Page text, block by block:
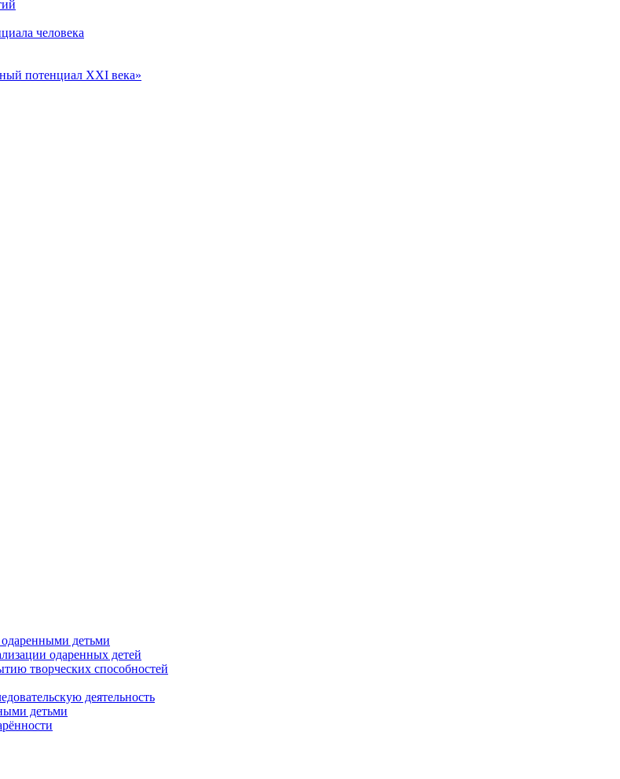
человека
потенциал XXI века»
детьми
одаренных детей
творческих способностей
деятельность
детьми